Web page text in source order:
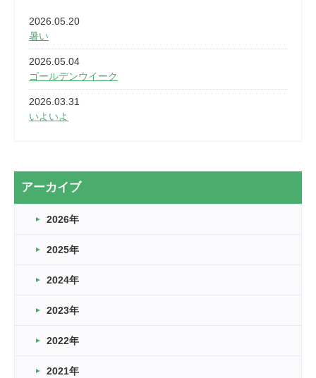
2026.05.20
暑い
2026.05.04
ゴールデンウイーク
2026.03.31
いよいよ
2026.03.20
なぎなた
2026.03.16
車いすバスケとRくんのお話
卒業・卒園の季節★
2026.03.11
緑ケ丘体育館
アーカイブ
2026年
2025年
2024年
2023年
2022年
2021年